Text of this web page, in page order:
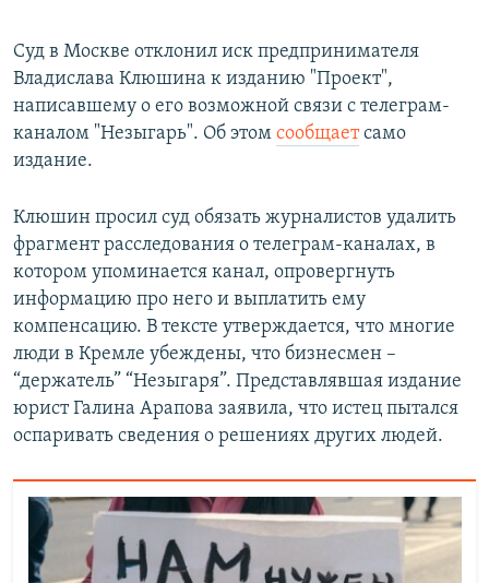
Суд в Москве отклонил иск предпринимателя
Владислава Клюшина к изданию "Проект",
написавшему о его возможной связи с телеграм-
каналом "Незыгарь". Об этом сообщаетсамо
издание.
Клюшин просил суд обязать журналистов удалить
фрагмент расследования о телеграм-каналах, в
котором упоминается канал, опровергнуть
информацию про него и выплатить ему
компенсацию. В тексте утверждается, что многие
люди в Кремле убеждены, что бизнесмен –
“держатель” “Незыгаря”. Представлявшая издание
юрист Галина Арапова заявила, что истец пытался
оспаривать сведения о решениях других людей.